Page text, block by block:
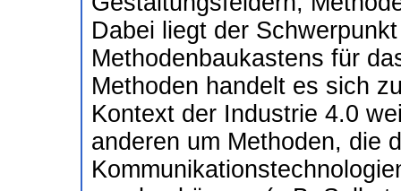
Dabei liegt der
Methodenbaukastens für
Methoden handelt es sich
Kontext der Industrie 4.0
anderen um Methoden, die